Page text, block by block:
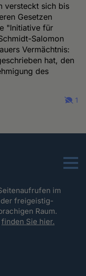
versteckt sich bis
Gesetzen
"Initiative für
Salomon
Vermächtnis:
hat, den
des
1
Menu
im
freigeistig-
Raum.
finden Sie hier.